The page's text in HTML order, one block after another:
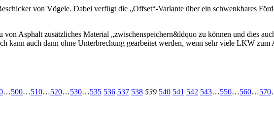
von Vögele. Dabei verfügt die „Offset“-Variante über ein schwenkbares
von Asphalt zusätzliches Material „zwischenspeichern&ldquo zu können und dies
kann auch dann ohne Unterbrechung gearbeitet werden, wenn sehr viele LKW zum
…500…510…520…530…535 536 537 538 539 540 541 542 543…550…560…570